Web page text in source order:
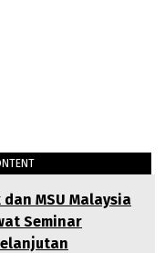
MSU Malaysia
Seminar